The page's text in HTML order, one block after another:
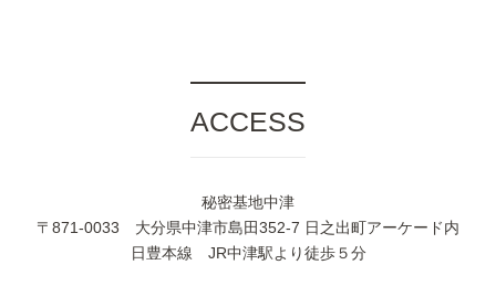
ACCESS
秘密基地中津
〒871-0033 大分県中津市島田352-7 日之出町アーケード内
日豊本線 JR中津駅より徒歩５分